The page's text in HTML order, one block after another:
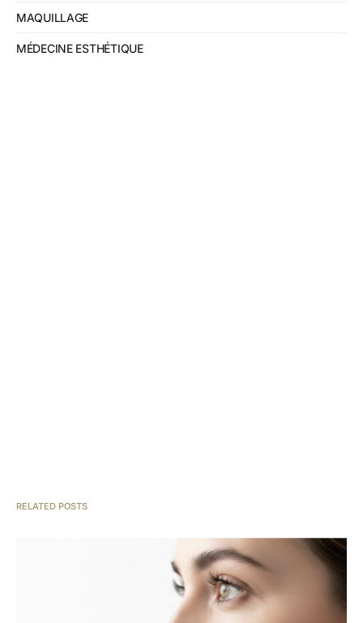
MAQUILLAGE
MÉDECINE ESTHÉTIQUE
RELATED POSTS